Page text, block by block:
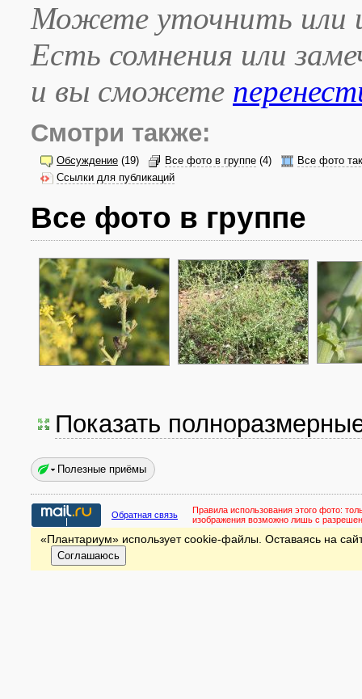
Можете уточнить или
Есть сомнения или
и вы сможете
Смотри также:
Обсуждение (19) Все фото в группе (4)
Все фото
Ссылки для публикаций
Все фото в группе
Показать
Полезные приёмы
Обратная связь Правила использования этого фото:
изображения возможно лишь с
«Плантариум» использует cookie-файлы. Оставаясь на
Соглашаюсь